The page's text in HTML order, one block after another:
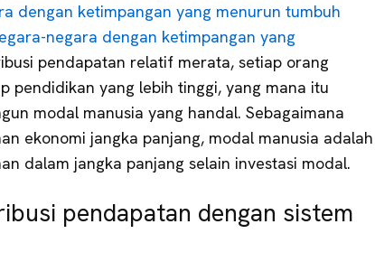
dengan ketimpangan yang menurun tumbuh
negara dengan ketimpangan yang
pendapatan relatif merata, setiap orang
pendidikan yang lebih tinggi, yang mana itu
modal manusia yang handal. Sebagaimana
ekonomi jangka panjang, modal manusia adalah
dalam jangka panjang selain investasi modal.
pendapatan dengan sistem